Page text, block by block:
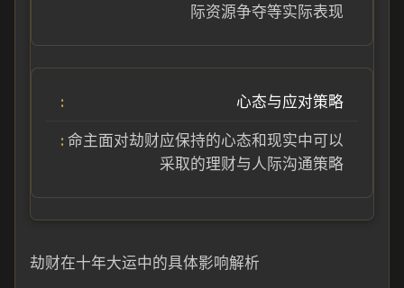
际资源争夺等实际表现
心态与应对策略
命主面对劫财应保持的心态和现实中可以
采取的理财与人际沟通策略
劫财在十年大运中的具体影响解析